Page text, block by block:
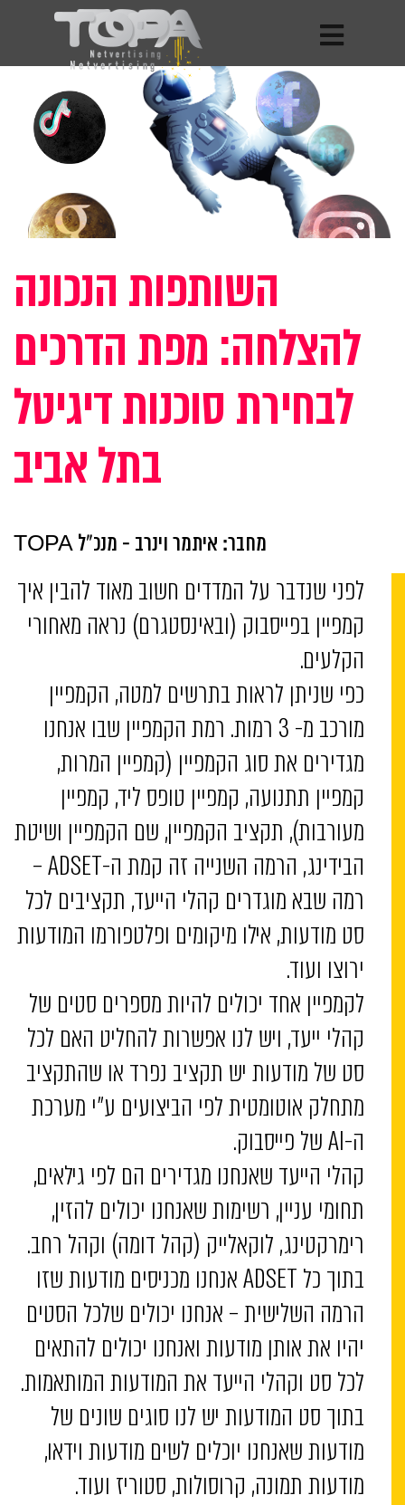
השותפות הנכונה
להצלחה: מפת הדרכים
לבחירת סוכנות דיגיטל
בתל אביב
מחבר: איתמר וינרב - מנכ"ל TOPA
לפני שנדבר על המדדים חשוב מאוד להבין איך
קמפיין בפייסבוק (ובאינסטגרם) נראה מאחורי
הקלעים.
כפי שניתן לראות בתרשים למטה, הקמפיין
מורכב מ- 3 רמות. רמת הקמפיין שבו אנחנו
מגדירים את סוג הקמפיין (קמפיין המרות,
קמפיין תתנועה, קמפיין טופס ליד, קמפיין
מעורבות), תקציב הקמפיין, שם הקמפיין ושיטת
הבידינג, הרמה השנייה זה קמת ה-ADSET –
רמה שבא מוגדרים קהלי הייעד, תקציבים לכל
סט מודעות, אילו מיקומים ופלטפורמו המודעות
ירוצו ועוד.
לקמפיין אחד יכולים להיות מספרים סטים של
קהלי ייעד, ויש לנו אפשרות להחליט האם לכל
סט של מודעות יש תקציב נפרד או שהתקציב
מתחלק אוטומטית לפי הביצועים ע”י מערכת
ה-AI של פייסבוק.
קהלי הייעד שאנחנו מגדירים הם לפי גילאים,
תחומי עניין, רשימות שאנחנו יכולים להזין,
רימרקטינג, לוקאלייק (קהל דומה) וקהל רחב.
בתוך כל ADSET אנחנו מכניסים מודעות שזו
הרמה השלישית – אנחנו יכולים שלכל הסטים
יהיו את אותן מודעות ואנחנו יכולים להתאים
לכל סט וקהלי הייעד את המודעות המותאמות.
בתוך סט המודעות יש לנו סוגים שונים של
מודעות שאנחנו יוכלים לשים מודעות וידאו,
מודעות תמונה, קרוסולות, סטוריז ועוד.